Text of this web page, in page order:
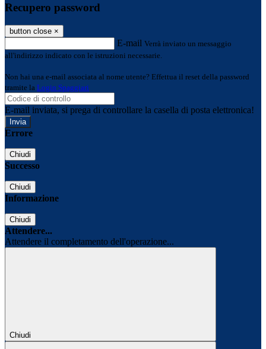
Recupero password
button close ×
E-mail Verrà inviato un messaggio
all'indirizzo indicato con le istruzioni necessarie.
Non hai una e-mail associata al nome utente? Effettua il reset della password
tramite la Login Spaggiari
E-mail inviata, si prega di controllare la casella di posta elettronica!
Errore
Chiudi
Successo
Chiudi
Informazione
Chiudi
Attendere...
Attendere il completamento dell'operazione...
Chiudi